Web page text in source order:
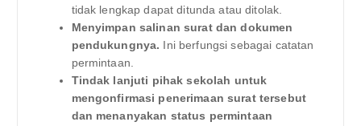
tidak lengkap dapat ditunda atau ditolak.
Menyimpan salinan surat dan dokumen
pendukungnya. Ini berfungsi sebagai catatan
permintaan.
Tindak lanjuti pihak sekolah untuk
mengonfirmasi penerimaan surat tersebut
dan menanyakan status permintaan